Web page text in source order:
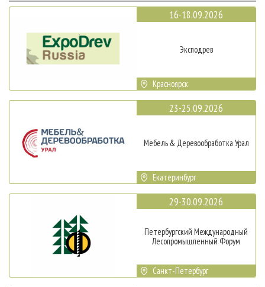
16-18.09.2026
Эксподрев
Красноярск
23-25.09.2026
Мебель & Деревообработка Урал
Екатеринбург
29-30.09.2026
Петербургский Международный
Лесопромышленный Форум
Санкт-Петербург